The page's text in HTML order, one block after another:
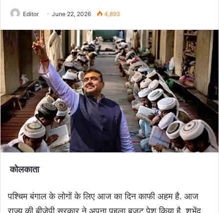
Editor June 22, 2026 4,893
कोलकाता
पश्चिम बंगाल के लोगों के लिए आज का दिन काफी अहम है. आज
राज्य की बीजेपी सरकार ने अपना पहला बजट पेश किया है. शुभेंदु